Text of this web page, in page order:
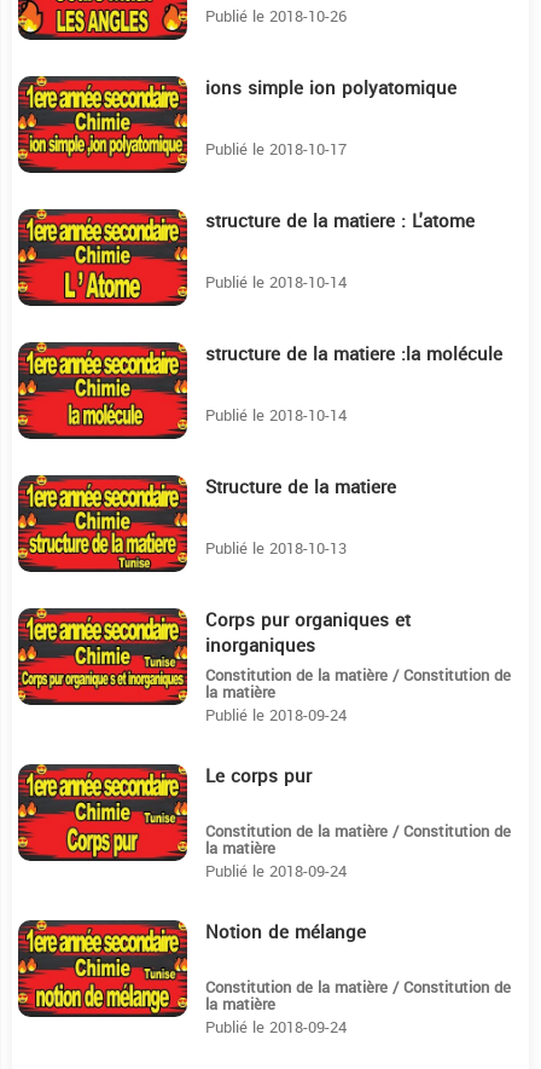
Publié le 2018-10-26
3:36 ions simple ion polyatomique
Publié le 2018-10-17
7:9 structure de la matiere : L'atome
Publié le 2018-10-14
5:43 structure de la matiere :la molécule
Publié le 2018-10-14
5:40 Structure de la matiere
Publié le 2018-10-13
3:43 Corps pur organiques et
inorganiques
Constitution de la matière / Constitution de
la matière
Publié le 2018-09-24
5:37 Le corps pur
Constitution de la matière / Constitution de
la matière
Publié le 2018-09-24
4:48 Notion de mélange
Constitution de la matière / Constitution de
la matière
Publié le 2018-09-24